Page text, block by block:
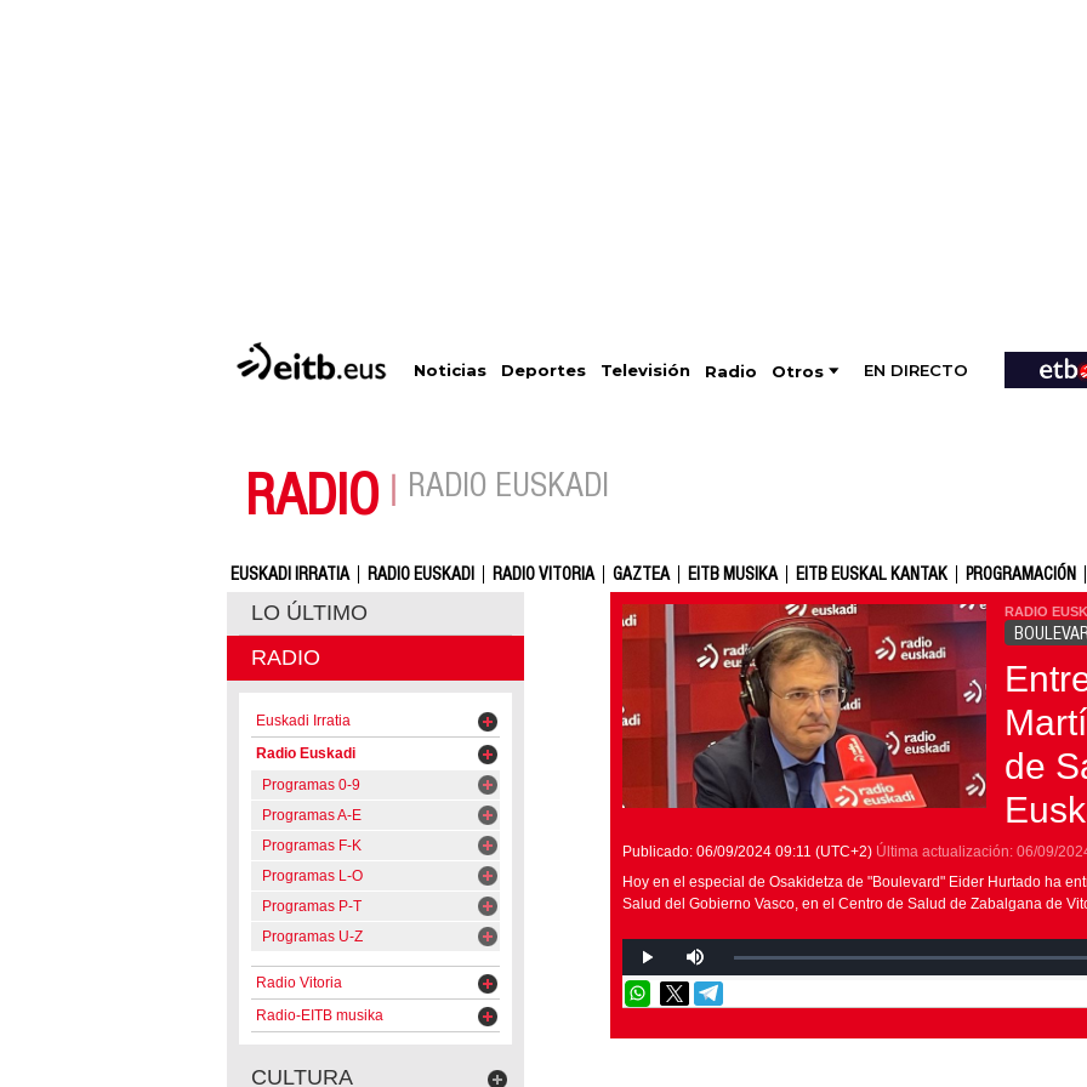
Noticias Deportes Televisión Radio Otros EN DIRECTO
RADIO RADIO EUSKADI
EUSKADI IRRATIA RADIO EUSKADI RADIO VITORIA GAZTEA EITB MUSIKA EITB EUSKAL KANTAK PROGRAMACIÓN
LO ÚLTIMO
RADIO
Euskadi Irratia
Radio Euskadi
Programas 0-9
Programas A-E
Programas F-K
Programas L-O
Programas P-T
Programas U-Z
Radio Vitoria
Radio-EITB musika
CULTURA
RADIO
de
Publicado: 06/09/2024 09:11 (UTC+2) Última actualización: 06/09/
Hoy en el especial de Osakidetza de "Boulevard" Eider Hurtado ha
Salud del Gobierno Vasco, en el Centro de Salud de Zabalgana de